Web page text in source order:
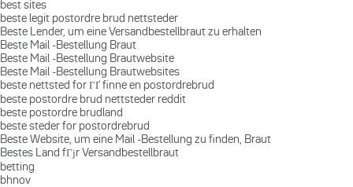
best sites
beste legit postordre brud nettsteder
Beste Lender, um eine Versandbestellbraut zu erhalten
Beste Mail -Bestellung Braut
Beste Mail -Bestellung Brautwebsite
Beste Mail -Bestellung Brautwebsites
beste nettsted for ГҐ finne en postordrebrud
beste postordre brud nettsteder reddit
beste postordre brudland
beste steder for postordrebrud
Beste Website, um eine Mail -Bestellung zu finden, Braut
Bestes Land fГјr Versandbestellbraut
betting
bhnov